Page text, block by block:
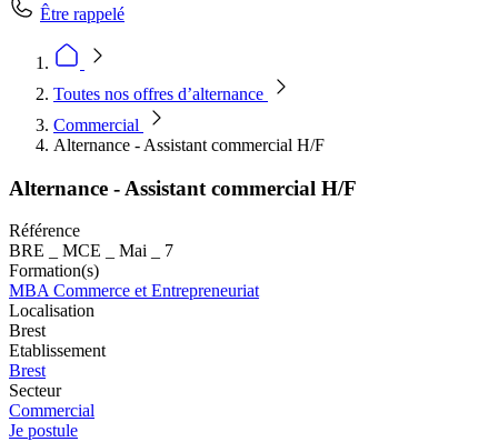
Être rappelé
Toutes nos offres d’alternance
Commercial
Alternance - Assistant commercial H/F
Alternance - Assistant commercial H/F
Référence
BRE _ MCE _ Mai _ 7
Formation(s)
MBA Commerce et Entrepreneuriat
Localisation
Brest
Etablissement
Brest
Secteur
Commercial
Je postule